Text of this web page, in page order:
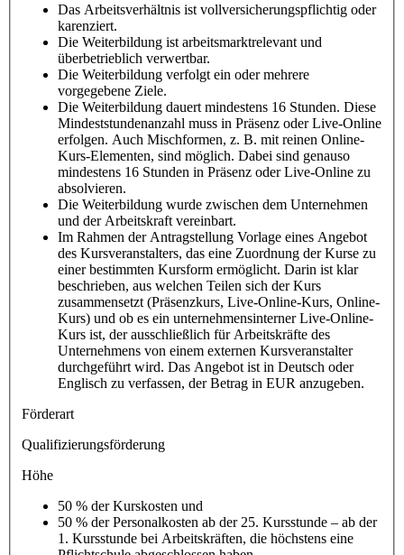
Das Arbeitsverhältnis ist vollversicherungspflichtig oder
karenziert.
Die Weiterbildung ist arbeitsmarktrelevant und
überbetrieblich verwertbar.
Die Weiterbildung verfolgt ein oder mehrere
vorgegebene Ziele.
Die Weiterbildung dauert mindestens 16 Stunden. Diese
Mindeststundenanzahl muss in Präsenz oder Live-Online
erfolgen. Auch Mischformen, z. B. mit reinen Online-
Kurs-Elementen, sind möglich. Dabei sind genauso
mindestens 16 Stunden in Präsenz oder Live-Online zu
absolvieren.
Die Weiterbildung wurde zwischen dem Unternehmen
und der Arbeitskraft vereinbart.
Im Rahmen der Antragstellung Vorlage eines Angebot
des Kursveranstalters, das eine Zuordnung der Kurse zu
einer bestimmten Kursform ermöglicht. Darin ist klar
beschrieben, aus welchen Teilen sich der Kurs
zusammensetzt (Präsenzkurs, Live-Online-Kurs, Online-
Kurs) und ob es ein unternehmensinterner Live-Online-
Kurs ist, der ausschließlich für Arbeitskräfte des
Unternehmens von einem externen Kursveranstalter
durchgeführt wird. Das Angebot ist in Deutsch oder
Englisch zu verfassen, der Betrag in EUR anzugeben.
Förderart
Qualifizierungsförderung
Höhe
50 % der Kurskosten und
50 % der Personalkosten ab der 25. Kursstunde – ab der
1. Kursstunde bei Arbeitskräften, die höchstens eine